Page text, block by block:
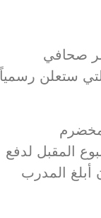
صحافي
ستعلن رسمياً
المقبل لدفع
أبلغ المدرب